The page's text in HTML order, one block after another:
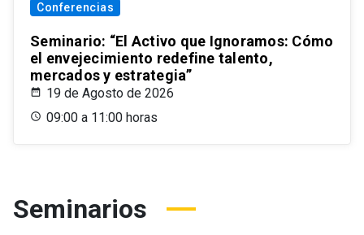
Conferencias
Seminario: “El Activo que Ignoramos: Cómo
el envejecimiento redefine talento,
mercados y estrategia”
19 de Agosto de 2026
09:00 a 11:00 horas
Seminarios